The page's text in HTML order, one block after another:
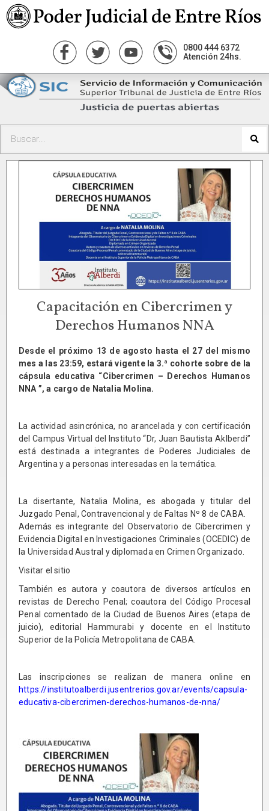
0800 444 6372
Atención 24hs.
Capacitación en Cibercrimen y
Derechos Humanos NNA
Desde el próximo 13 de agosto hasta el 27 del mismo
mes a las 23:59, estará vigente la 3.ª cohorte sobre de la
cápsula educativa “Cibercrimen – Derechos Humanos
NNA ”, a cargo de Natalia Molina.
La actividad asincrónica, no arancelada y con certificación
del Campus Virtual del Instituto “Dr, Juan Bautista Aklberdi”
está destinada a integrantes de Poderes Judiciales de
Argentina y a personas interesadas en la temática.
La disertante, Natalia Molina, es abogada y titular del
Juzgado Penal, Contravencional y de Faltas Nº 8 de CABA.
Además es integrante del Observatorio de Cibercrimen y
Evidencia Digital en Investigaciones Criminales (OCEDIC) de
la Universidad Austral y diplomada en Crimen Organizado.
Visitar el sitio
También es autora y coautora de diversos artículos en
revistas de Derecho Penal; coautora del Código Procesal
Penal comentado de la Ciudad de Buenos Aires (etapa de
juicio), editorial Hammurabi y docente en el Instituto
Superior de la Policía Metropolitana de CABA.
Las inscripciones se realizan de manera online en
https://institutoalberdi.jusentrerios.gov.ar/events/capsula-
educativa-cibercrimen-derechos-humanos-de-nna/